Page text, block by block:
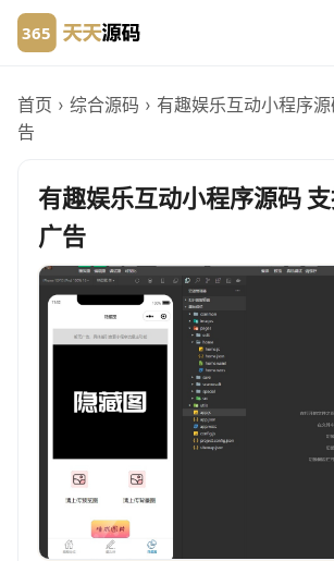
首页 › 综合源码 › 有趣娱乐互动小程序
告
有趣娱乐互动小程序源码
广告